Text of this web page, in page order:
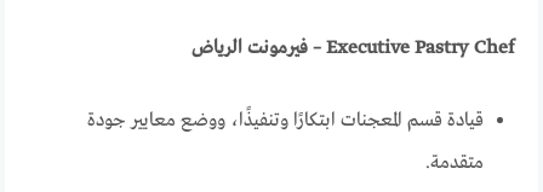
Executive Pastry Chef – فيرمونت الرياض
قيادة قسم المعجنات ابتكارًا وتنفيذًا، ووضع معايير جودة
متقدمة.